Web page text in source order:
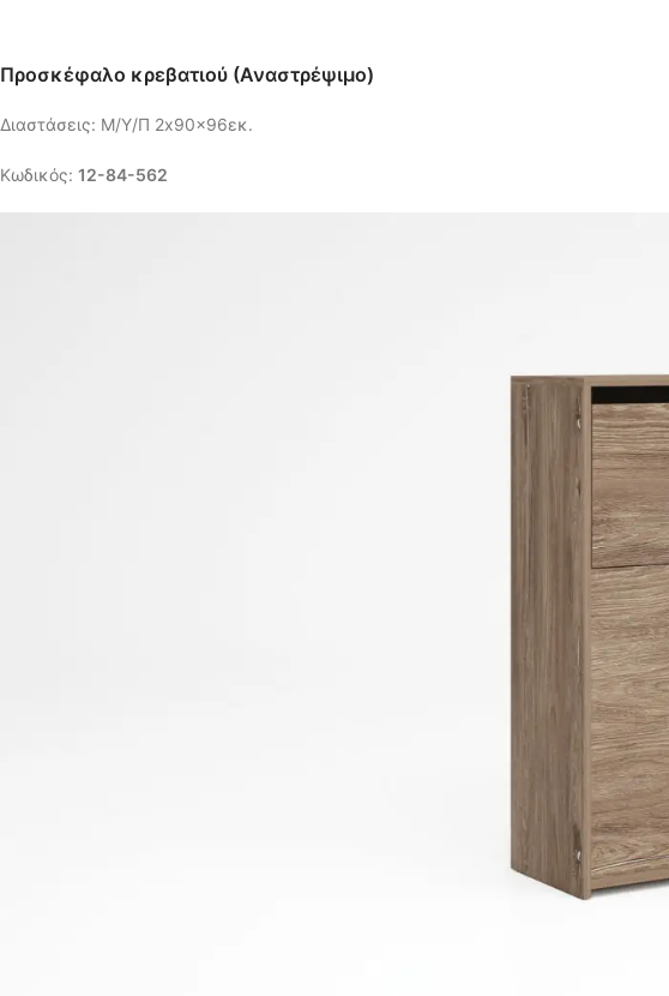
Προσκέφαλο κρεβατιού (Αναστρέψιμο)
Διαστάσεις: Μ/Υ/Π 2x90x96εκ.
Κωδικός: 12-84-562